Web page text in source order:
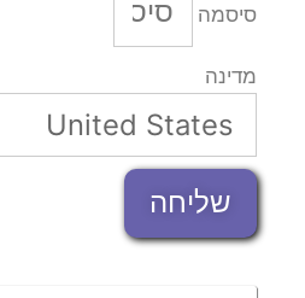
סיסמה
מדינה
שליחה